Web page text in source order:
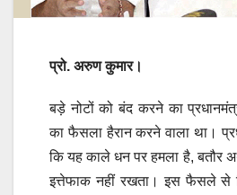
प्रो. अरुण कुमार।
बड़े नोटों को बंद करने का
का फैसला हैरान करने वाला था।
कि यह काले धन पर हमला है, बतौर
इत्तेफाक नहीं रखता। इस फैसले से